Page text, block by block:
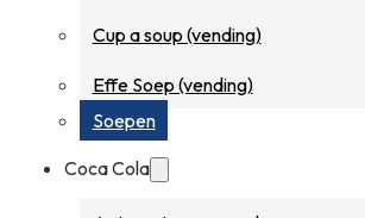
Cup a soup (vending)
Effe Soep (vending)
Soepen
Coca Cola